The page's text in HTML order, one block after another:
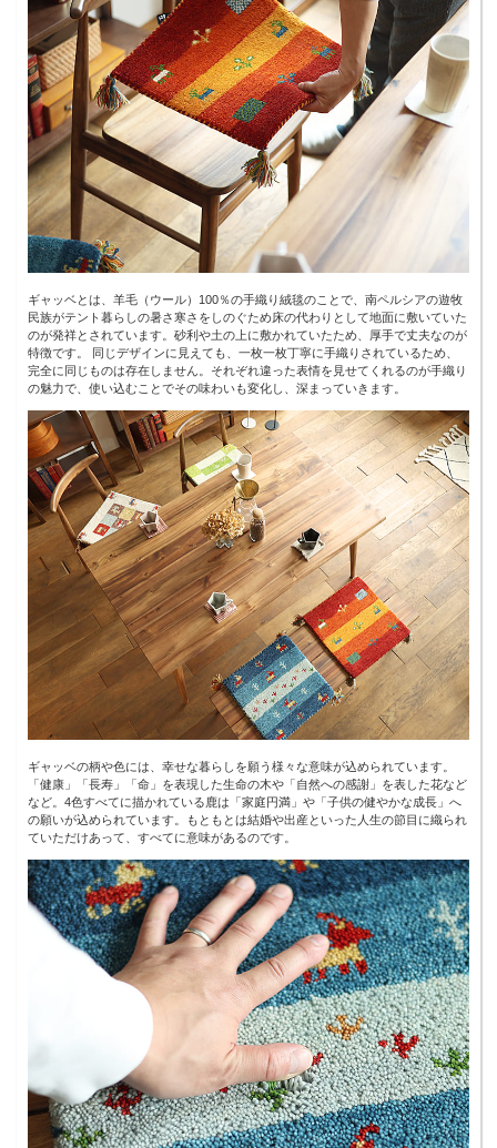
ギャッベとは、羊毛（ウール）100％の手織り絨毯のことで、南ペルシアの遊牧
民族がテント暮らしの暑さ寒さをしのぐため床の代わりとして地面に敷いていた
のが発祥とされています。砂利や土の上に敷かれていたため、厚手で丈夫なのが
特徴です。 同じデザインに見えても、一枚一枚丁寧に手織りされているため、
完全に同じものは存在しません。それぞれ違った表情を見せてくれるのが手織り
の魅力で、使い込むことでその味わいも変化し、深まっていきます。
ギャッベの柄や色には、幸せな暮らしを願う様々な意味が込められています。
「健康」「長寿」「命」を表現した生命の木や「自然への感謝」を表した花など
など。4色すべてに描かれている鹿は「家庭円満」や「子供の健やかな成長」へ
の願いが込められています。もともとは結婚や出産といった人生の節目に織られ
ていただけあって、すべてに意味があるのです。